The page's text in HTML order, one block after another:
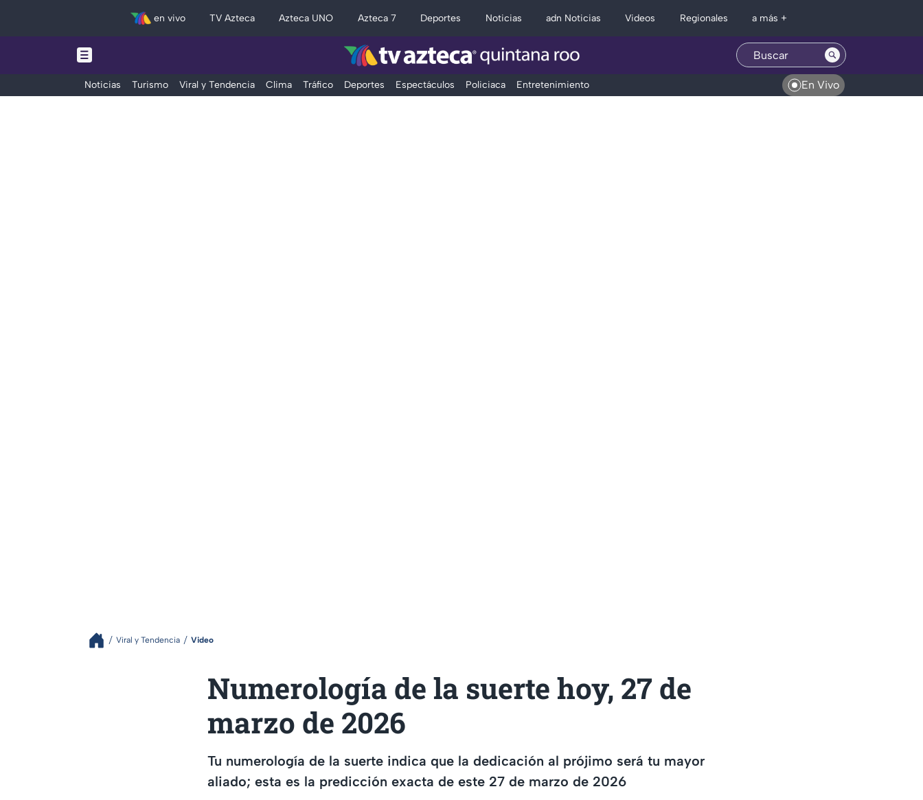
en vivo TV Azteca Azteca UNO Azteca 7 Deportes Noticias adn Noticias Videos Regionales a más +
Noticias Turismo Viral y Tendencia Clima Tráfico Deportes Espectáculos Policiaca Entretenimiento En Vivo
Viral y Tendencia Video
Numerología de la suerte hoy, 27 de
marzo de 2026
Tu numerología de la suerte indica que la dedicación al prójimo será tu mayor
aliado; esta es la predicción exacta de este 27 de marzo de 2026